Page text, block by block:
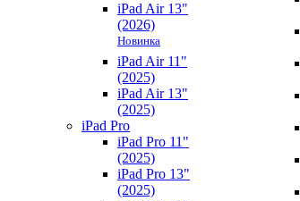
iPad Air 13"
(2026)
Новинка
iPad Air 11"
(2025)
iPad Air 13"
(2025)
iPad Pro
iPad Pro 11"
(2025)
iPad Pro 13"
(2025)